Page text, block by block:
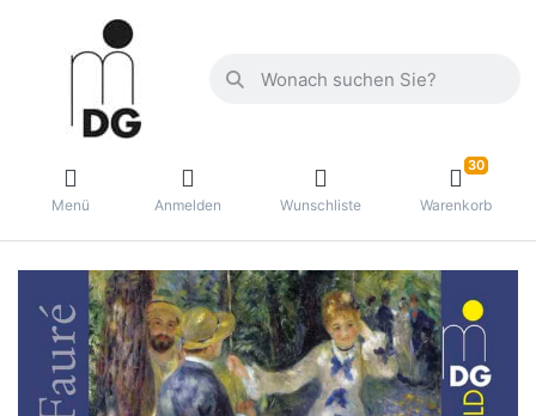
Menü Anmelden Wunschliste
30
Warenkorb